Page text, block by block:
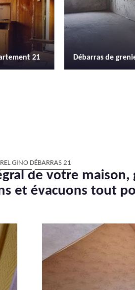
et cave 21 Location de
GINO DÉBARRAS 21
de votre maison,
et évacuons tout